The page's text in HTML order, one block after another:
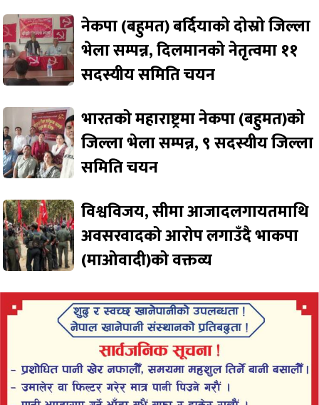
नेकपा (बहुमत) बर्दियाको दोस्रो जिल्ला
भेला सम्पन्न, दिलमानको नेतृत्वमा ११
सदस्यीय समिति चयन
भारतको महाराष्ट्रमा नेकपा (बहुमत)को
जिल्ला भेला सम्पन्न, ९ सदस्यीय जिल्ला
समिति चयन
विश्वविजय, सीमा आजादलगायतमाथि
अवसरवादको आरोप लगाउँदै भाकपा
(माओवादी)को वक्तव्य